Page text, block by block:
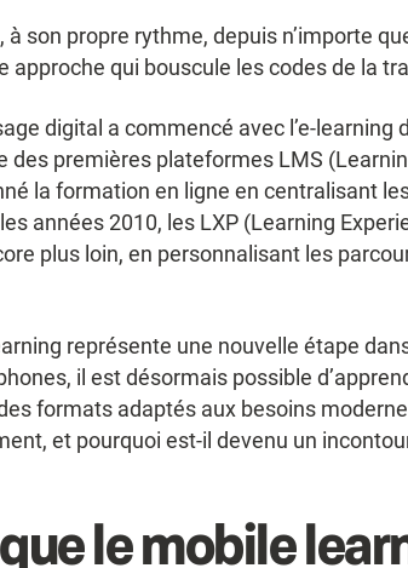
à son propre rythme, depuis n’importe
approche qui bouscule les codes de la
digital a commencé avec l’e-learning
des premières plateformes LMS
la formation en ligne en centralisant
années 2010, les LXP (Learning
plus loin, en personnalisant les
représente une nouvelle étape
il est désormais possible
formats adaptés aux besoins
et pourquoi est-il devenu un
le mobile